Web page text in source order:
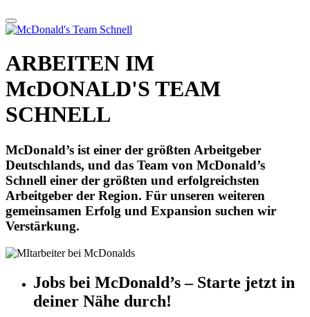
ARBEITEN IM
McDONALD'S TEAM
SCHNELL
McDonald’s ist einer der größten Arbeitgeber
Deutschlands, und das Team von McDonald’s
Schnell einer der größten und erfolgreichsten
Arbeitgeber der Region. Für unseren weiteren
gemeinsamen Erfolg und Expansion suchen wir
Verstärkung.
Jobs bei McDonald’s – Starte jetzt in
deiner Nähe durch!